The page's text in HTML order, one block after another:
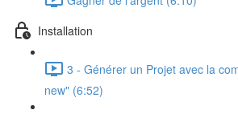
Installation
3 - Générer un Projet avec la
new" (6:52)